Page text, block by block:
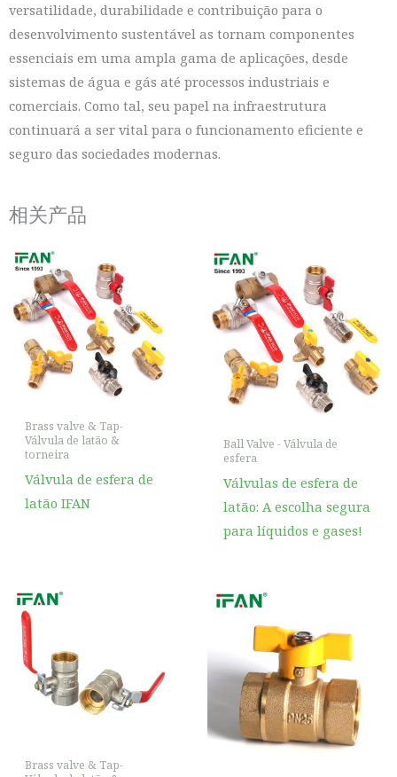
versatilidade, durabilidade e contribuição para o
desenvolvimento sustentável as tornam componentes
essenciais em uma ampla gama de aplicações, desde
sistemas de água e gás até processos industriais e
comerciais. Como tal, seu papel na infraestrutura
continuará a ser vital para o funcionamento eficiente e
seguro das sociedades modernas.
相关产品
Brass valve & Tap-
Válvula de latão &
torneira
Válvula de esfera de
latão IFAN
Ball Valve - Válvula de
esfera
Válvulas de esfera de
latão: A escolha segura
para líquidos e gases!
Brass valve & Tap-